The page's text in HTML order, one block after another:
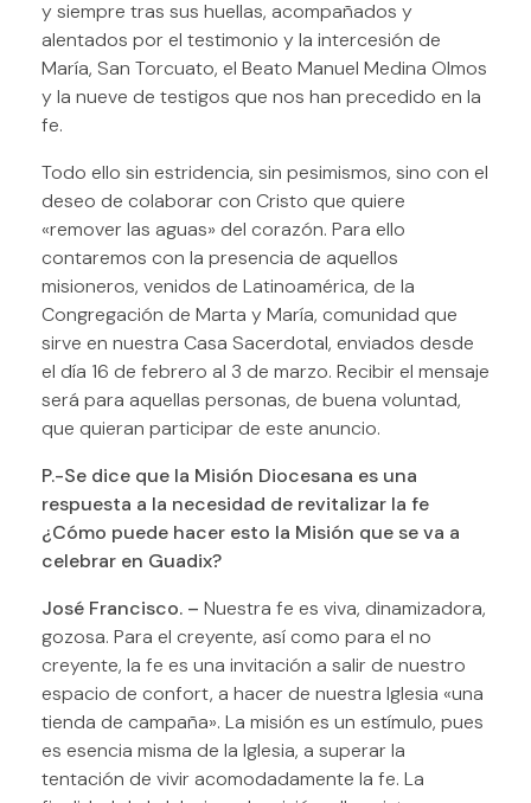
y siempre tras sus huellas, acompañados y
alentados por el testimonio y la intercesión de
María, San Torcuato, el Beato Manuel Medina Olmos
y la nueve de testigos que nos han precedido en la
fe.
Todo ello sin estridencia, sin pesimismos, sino con el
deseo de colaborar con Cristo que quiere
«remover las aguas» del corazón. Para ello
contaremos con la presencia de aquellos
misioneros, venidos de Latinoamérica, de la
Congregación de Marta y María, comunidad que
sirve en nuestra Casa Sacerdotal, enviados desde
el día 16 de febrero al 3 de marzo. Recibir el mensaje
será para aquellas personas, de buena voluntad,
que quieran participar de este anuncio.
P.-Se dice que la Misión Diocesana es una
respuesta a la necesidad de revitalizar la fe
¿Cómo puede hacer esto la Misión que se va a
celebrar en Guadix?
José Francisco. – Nuestra fe es viva, dinamizadora,
gozosa. Para el creyente, así como para el no
creyente, la fe es una invitación a salir de nuestro
espacio de confort, a hacer de nuestra Iglesia «una
tienda de campaña». La misión es un estímulo, pues
es esencia misma de la Iglesia, a superar la
tentación de vivir acomodadamente la fe. La